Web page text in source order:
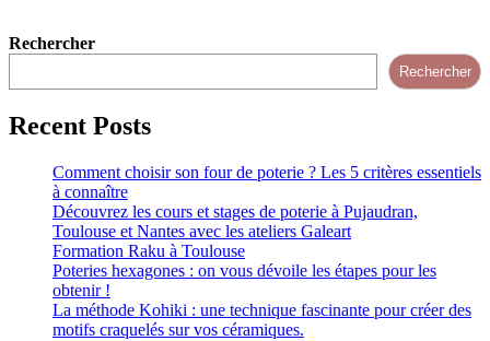
Rechercher
Rechercher
Recent Posts
Comment choisir son four de poterie ? Les 5 critères essentiels
à connaître
Découvrez les cours et stages de poterie à Pujaudran,
Toulouse et Nantes avec les ateliers Galeart
Formation Raku à Toulouse
Poteries hexagones : on vous dévoile les étapes pour les
obtenir !
La méthode Kohiki : une technique fascinante pour créer des
motifs craquelés sur vos céramiques.